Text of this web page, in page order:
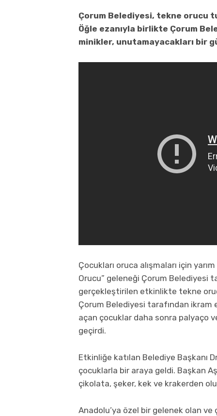
Çorum Belediyesi, tekne orucu
Öğle ezanıyla birlikte Çorum
minikler, unutamayacakları bir
Çocukları oruca alışmaları için
Orucu” geleneği Çorum Belediyesi
gerçekleştirilen etkinlikte tekne
Çorum Belediyesi tarafından ikram
açan çocuklar daha sonra palyaço
geçirdi.
Etkinliğe katılan Belediye Başkanı
çocuklarla bir araya geldi. Başkan
çikolata, şeker, kek ve krakerden
Anadolu’ya özel bir gelenek olan ve